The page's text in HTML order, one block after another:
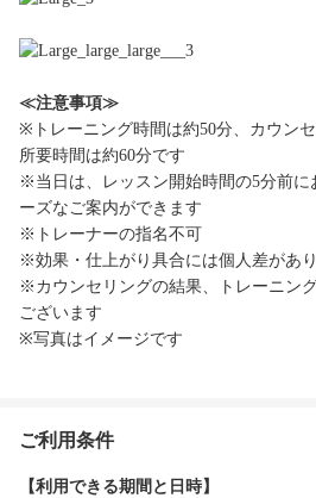
≪注意事項≫
※トレーニング時間は約50分、カウン
所要時間は約60分です
※当日は、レッスン開始時間の5分前に
ーズなご案内ができます
※トレーナーの指名不可
※効果・仕上がり具合には個人差があ
※カウンセリングの結果、トレーニン
ございます
※写真はイメージです
ご利用条件
【利用できる期間と日時】